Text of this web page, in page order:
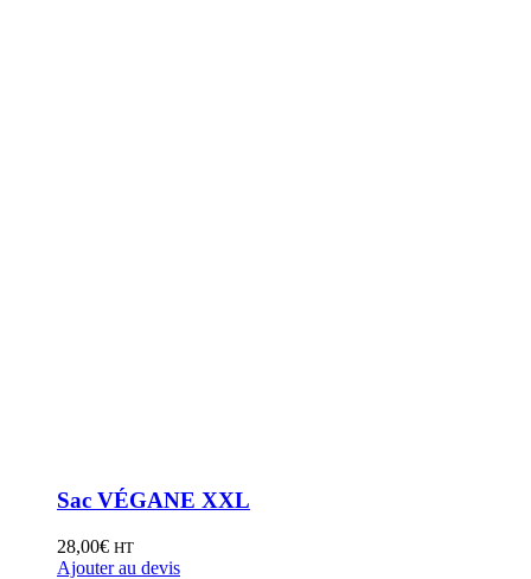
Sac VÉGANE XXL
28,00€ HT
Ajouter au devis